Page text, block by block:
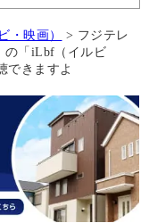
・映画） > フジテレ
の「iLbf（イルビ
できますよ